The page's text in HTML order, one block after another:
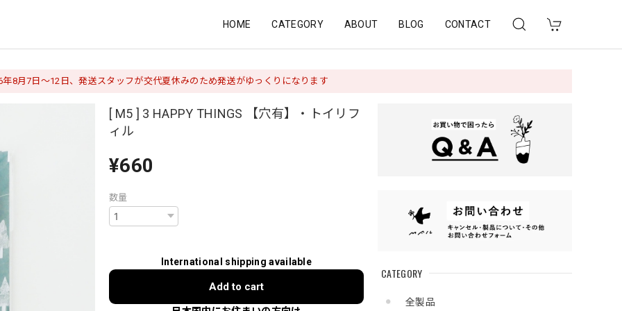
HOME CATEGORY ABOUT BLOG CONTACT
年8月7日〜12日、発送スタッフが交代夏休みのため発送がゆっくりになります
CATEGORY
全製品
[ M5 ] 3 HAPPY THINGS 【穴有】・トイリフ
ィル
¥660
数量
International shipping available
Add to cart